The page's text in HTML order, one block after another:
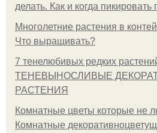
делать. Как и когда
Многолетние растения в
Что выращивать?
7 тенелюбивых редких
ТЕНЕВЫНОСЛИВЫЕ
РАСТЕНИЯ
Комнатные цветы которые не
Комнатные